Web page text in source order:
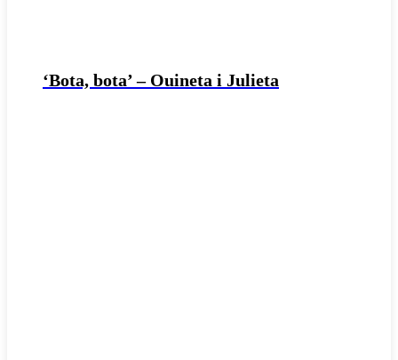
‘Bota, bota’ – Ouineta i Julieta